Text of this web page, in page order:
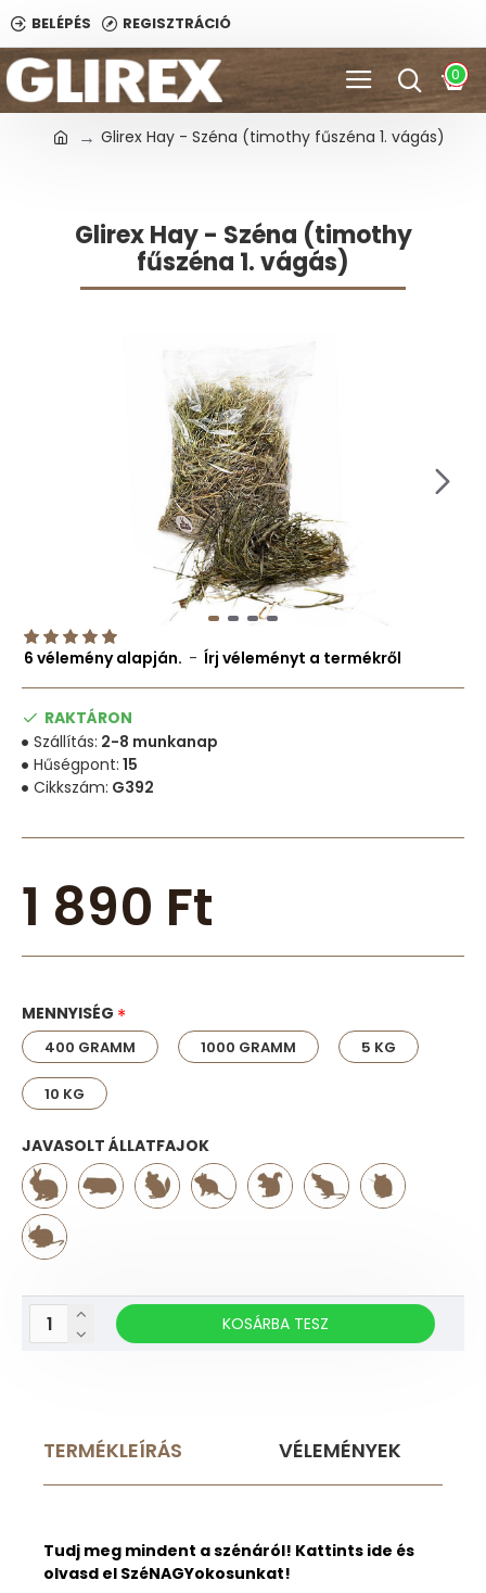
BELÉPÉS REGISZTRÁCIÓ
0
Glirex Hay - Széna (timothy fűszéna 1. vágás)
Glirex Hay - Széna (timothy
fűszéna 1. vágás)
RAKTÁRON
Hűségpont: 15
Cikkszám: G392
Szállítás: 2-8 munkanap
6 vélemény alapján. - Írj véleményt a termékről
1 890 Ft
MENNYISÉG
400 GRAMM 1000 GRAMM 5 KG
10 KG
JAVASOLT ÁLLATFAJOK
KOSÁRBA TESZ
TERMÉKLEÍRÁS VÉLEMÉNYEK
Tudj meg mindent a szénáról! Kattints ide és
olvasd el SzéNAGYokosunkat!